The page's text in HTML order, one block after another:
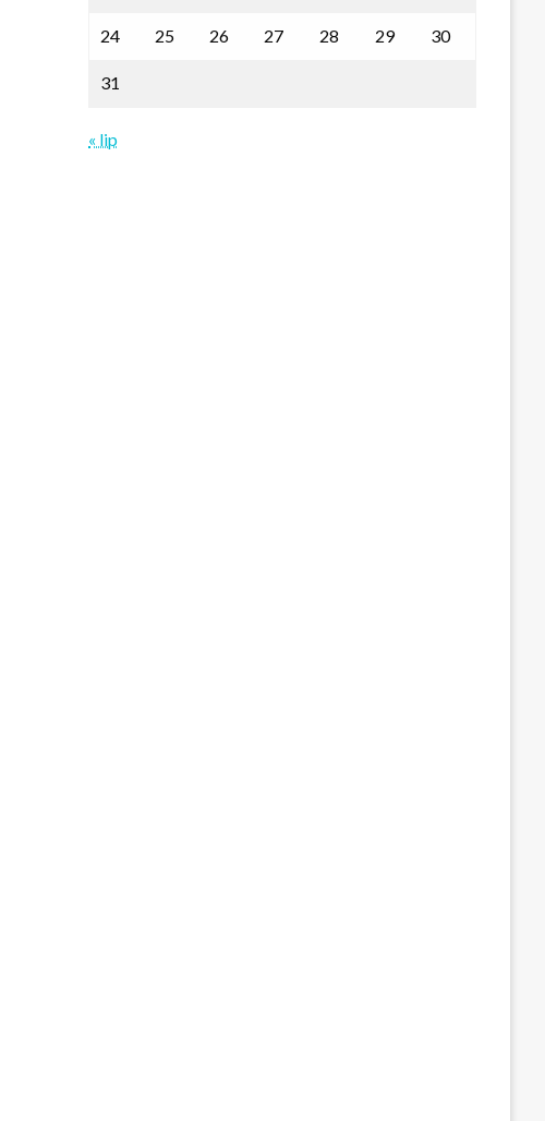
24 25 26 27 28 29 30
31
« lip